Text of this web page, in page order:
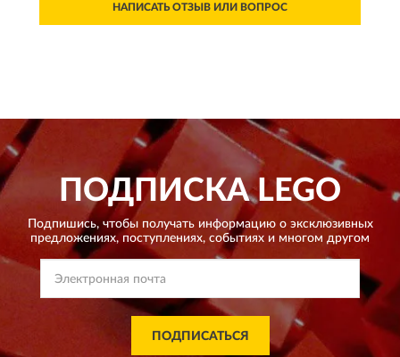
НАПИСАТЬ ОТЗЫВ ИЛИ ВОПРОС
ПОДПИСКАLEGO
Подпишись, чтобы получать информацию о эксклюзивных
предложениях, поступлениях, событиях и многом другом
ПОДПИСАТЬСЯ